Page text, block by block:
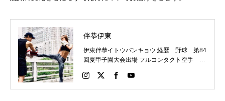
伴恭伊東
伊東伴恭イトウバンキョウ 経歴 野球 第84
回夏甲子園大会出場 フルコンタクト空手 日
パーライト級新人王 FOKウェルター級王者
WMCライト級日本王者 トレーニング依頼は